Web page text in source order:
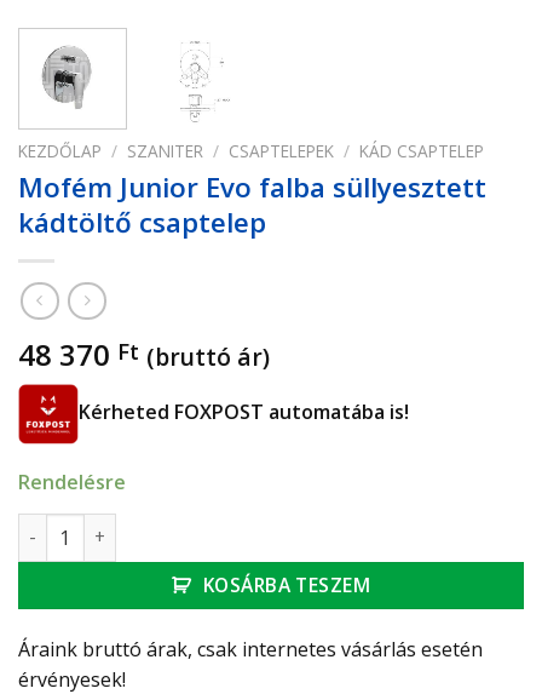
KEZDŐLAP / SZANITER / CSAPTELEPEK / KÁD CSAPTELEP
Mofém Junior Evo falba süllyesztett
kádtöltő csaptelep
48 370 Ft (bruttó ár)
Kérheted FOXPOST automatába is!
Rendelésre
Mofém Junior Evo falba süllyesztett kádtöltő csaptelep
KOSÁRBA TESZEM
Áraink bruttó árak, csak internetes vásárlás esetén
érvényesek!